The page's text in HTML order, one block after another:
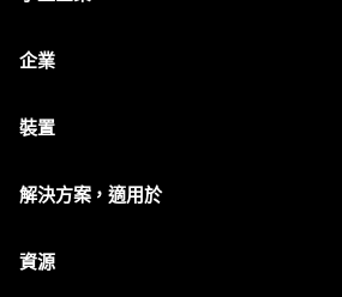
企業
裝置
解決方案，適用於
資源